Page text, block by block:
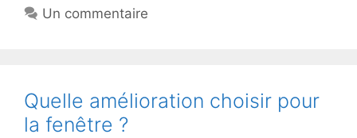
Un commentaire
Quelle amélioration choisir pour
la fenêtre ?